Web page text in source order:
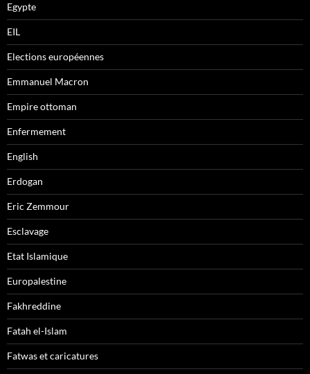
Egypte
EIL
Elections européennes
Emmanuel Macron
Empire ottoman
Enfermement
English
Erdogan
Eric Zemmour
Esclavage
Etat Islamique
Europalestine
Fakhreddine
Fatah el-Islam
Fatwas et caricatures